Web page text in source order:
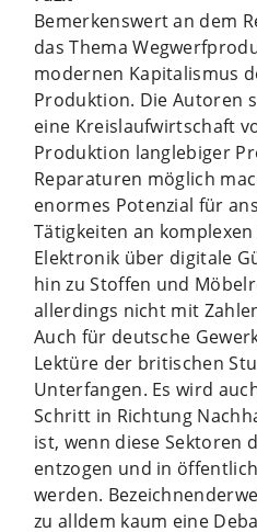
Bemerkenswert an dem
das Thema
modernen Kapitalismus
Produktion. Die Autoren
eine Kreislaufwirtschaft
Produktion langlebiger
Reparaturen möglich
enormes Potenzial für
Tätigkeiten an
Elektronik über digitale
hin zu Stoffen und
allerdings nicht mit
Auch für deutsche
Lektüre der britischen
Unterfangen. Es wird
Schritt in Richtung
ist, wenn diese Sektoren
entzogen und in
werden.
zu alldem kaum eine